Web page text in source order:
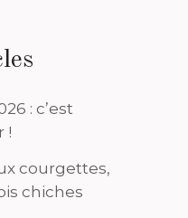
: c’est
!
courgettes,
chiches